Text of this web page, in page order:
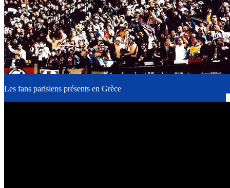
Les fans parisiens présents en Grèce